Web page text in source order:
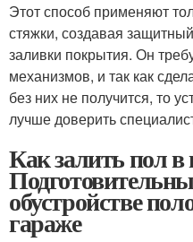
Этот способ применяют
стяжки, создавая
заливки покрытия. Он
механизмов, и так как
без них не получится, то
лучше доверить
Как залить пол
обустройстве
гараже